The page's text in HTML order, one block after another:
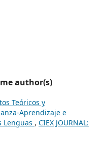
author(s)
Teóricos y
Aprendizaje e
Lenguas , CIEX JOURNAL: